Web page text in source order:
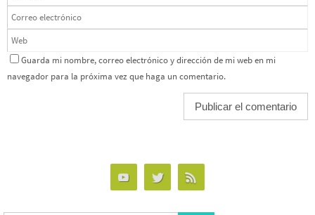
Guarda mi nombre, correo electrónico y dirección de mi web en mi
navegador para la próxima vez que haga un comentario.